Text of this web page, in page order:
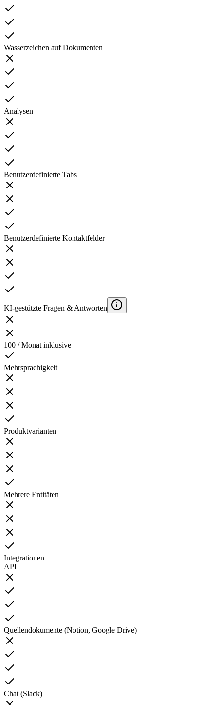
Wasserzeichen auf Dokumenten
Analysen
Benutzerdefinierte Tabs
Benutzerdefinierte Kontaktfelder
KI-gestützte Fragen & Antworten
100 / Monat inklusive
Mehrsprachigkeit
Produktvarianten
Mehrere Entitäten
Integrationen
API
Quellendokumente (Notion, Google Drive)
Chat (Slack)